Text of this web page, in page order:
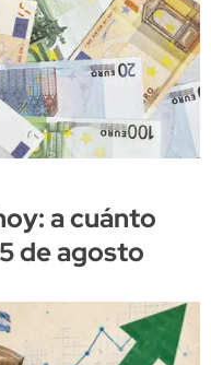
a cuánto
de agosto